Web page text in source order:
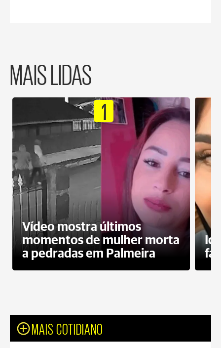
MAIS LIDAS
1
Vídeo mostra últimos
momentos de mulher morta
a pedradas em Palmeira
MAIS COTIDIANO